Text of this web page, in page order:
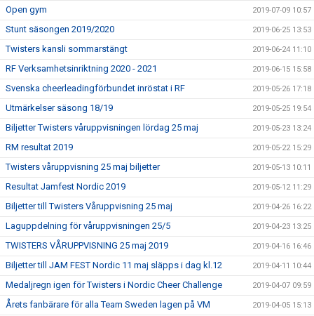
Open gym 2019-07-09 10:57
Stunt säsongen 2019/2020 2019-06-25 13:53
Twisters kansli sommarstängt 2019-06-24 11:10
RF Verksamhetsinriktning 2020 - 2021 2019-06-15 15:58
Svenska cheerleadingförbundet inröstat i RF 2019-05-26 17:18
Utmärkelser säsong 18/19 2019-05-25 19:54
Biljetter Twisters våruppvisningen lördag 25 maj 2019-05-23 13:24
RM resultat 2019 2019-05-22 15:29
Twisters våruppvisning 25 maj biljetter 2019-05-13 10:11
Resultat Jamfest Nordic 2019 2019-05-12 11:29
Biljetter till Twisters Våruppvisning 25 maj 2019-04-26 16:22
Laguppdelning för våruppvisningen 25/5 2019-04-23 13:25
TWISTERS VÅRUPPVISNING 25 maj 2019 2019-04-16 16:46
Biljetter till JAM FEST Nordic 11 maj släpps i dag kl.12 2019-04-11 10:44
Medaljregn igen för Twisters i Nordic Cheer Challenge 2019-04-07 09:59
Årets fanbärare för alla Team Sweden lagen på VM 2019-04-05 15:13